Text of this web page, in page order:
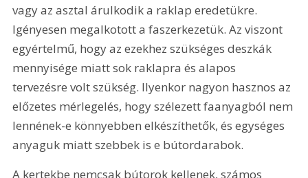
vagy az asztal árulkodik a raklap eredetükre.
Igényesen megalkotott a faszerkezetük. Az viszont
egyértelmű, hogy az ezekhez szükséges deszkák
mennyisége miatt sok raklapra és alapos
tervezésre volt szükség. Ilyenkor nagyon hasznos az
előzetes mérlegelés, hogy szélezett faanyagból nem
lennének-e könnyebben elkészíthetők, és egységes
anyaguk miatt szebbek is e bútordarabok.
A kertekbe nemcsak bútorok kellenek, számos